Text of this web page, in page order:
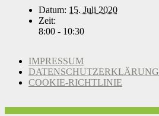
Datum: 15. Juli 2020
Zeit:
8:00 - 10:30
IMPRESSUM
DATENSCHUTZERKLÄRUNG
COOKIE-RICHTLINIE